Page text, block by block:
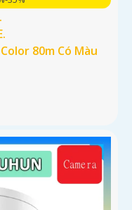
80m Có Màu